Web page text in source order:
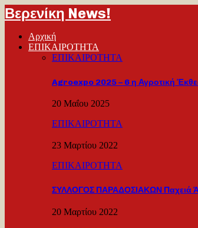
Βερενίκη News!
Αρχική
ΕΠΙΚΑΙΡΟΤΗΤΑ
ΕΠΙΚΑΙΡΟΤΗΤΑ
Agroexpo 2025 – 6 η Αγροτική
20 Μαΐου 2025
ΕΠΙΚΑΙΡΟΤΗΤΑ
23 Μαρτίου 2022
ΕΠΙΚΑΙΡΟΤΗΤΑ
ΣΥΛΛΟΓΟΣ ΠΑΡΑΔΟΣΙΑΚΩΝ Παχειά
20 Μαρτίου 2022